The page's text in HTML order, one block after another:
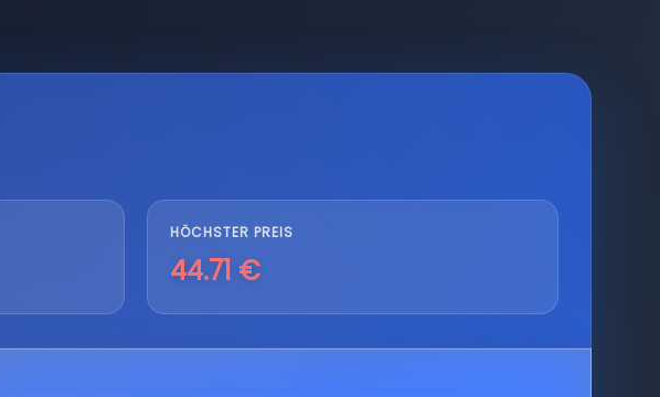
HÖCHSTER PREIS
44.71 €